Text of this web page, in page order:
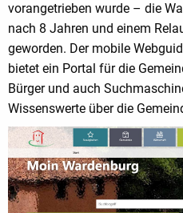
vorangetrieben wurde – die
nach 8 Jahren und einem
geworden. Der mobile
bietet ein Portal für die
Bürger und auch
Wissenswerte über die